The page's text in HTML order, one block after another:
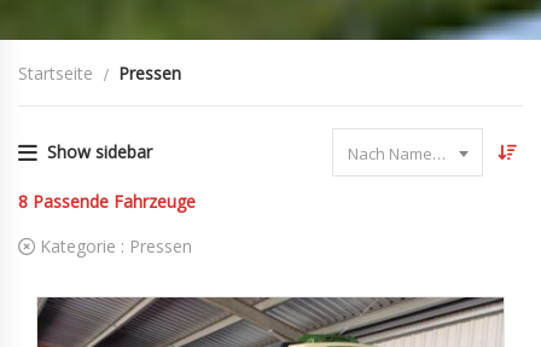
Startseite Pressen
Show sidebar Nach Name sortieren
8 Passende Fahrzeuge
Kategorie : Pressen